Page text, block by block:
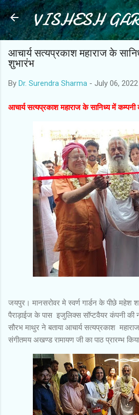
Skip to main
VISHESH
आचार्य सत्यप्रकाश महाराज के
शुभारंभ
By Dr. Surendra Sharma - July 06, 2022
आचार्य सत्यप्रकाश महाराज के सानिध्य में
जयपुर। मानसरोवर मे स्वर्ण गार्डन के पीछे महेश
पैराड़ाईज के पास इजुलिक्स सॉप्टवैयर कंपनी
सौरभ माथुर ने बताया आचार्य सत्यप्रकाश
संगीतमय अखण्ड रामायण जी का पाठ प्रारम्भ